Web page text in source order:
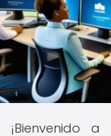
¡Bienvenido a